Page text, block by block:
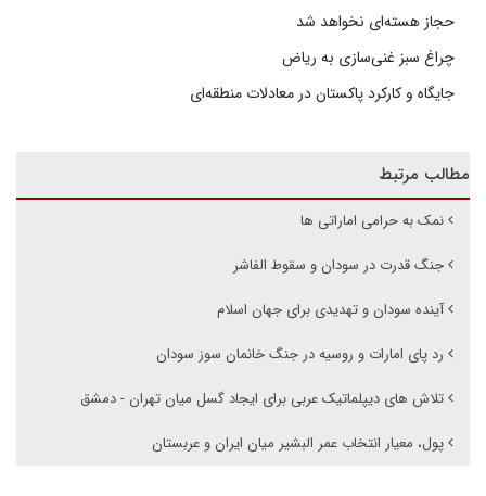
حجاز هسته‌ای نخواهد شد
چراغ سبز غنی‌سازی به ریاض
جایگاه و کارکرد پاکستان در معادلات منطقه‌ای
مطالب مرتبط
نمک به حرامی اماراتی ها
جنگ قدرت در سودان و سقوط الفاشر
آینده سودان و تهدیدی برای جهان اسلام
رد پای امارات و روسیه در جنگ خانمان سوز سودان
تلاش های دیپلماتیک عربی برای ایجاد گسل میان تهران - دمشق
پول، معیار انتخاب عمر البشیر میان ایران و عربستان